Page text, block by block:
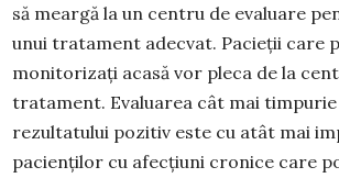
să meargă la un centru de evaluare
unui tratament adecvat. Pacieții care
monitorizați acasă vor pleca de la
tratament. Evaluarea cât mai
rezultatului pozitiv este cu atât mai
pacienților cu afecțiuni cronice care